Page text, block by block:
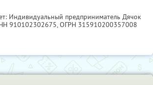
Индивидуальный предприниматель Дячок
910102302675, ОГРН 315910200357008